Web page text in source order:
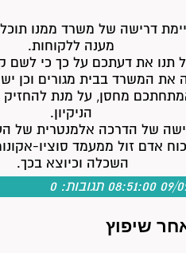
דרישה של משרד ממנו תוכלו
מענה ללקוחות.
תנו את דעתכם על כך כי לשם
המשרד בבית מגורים וכן יש
מחסן, על מנת להחזיק
הניקיון.
של הדרכה אלמנטרית של
אדם זול ממעמד סוציו-
השכלה וכיוצא בכך.
תגובות:0
שיפוץ